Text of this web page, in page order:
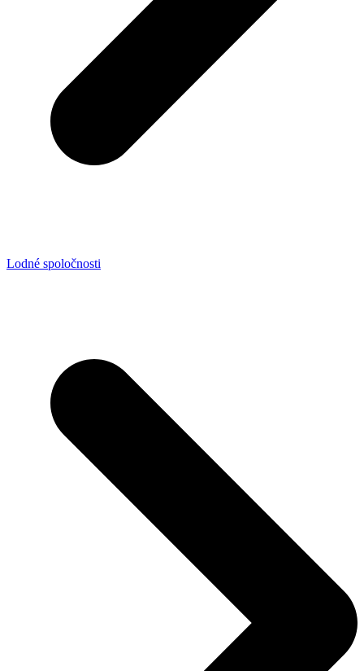
Lodné spoločnosti